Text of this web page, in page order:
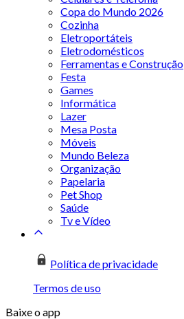
Copa do Mundo 2026
Cozinha
Eletroportáteis
Eletrodomésticos
Ferramentas e Construção
Festa
Games
Informática
Lazer
Mesa Posta
Móveis
Mundo Beleza
Organização
Papelaria
Pet Shop
Saúde
Tv e Vídeo
Política de privacidade
Termos de uso
Baixe o app